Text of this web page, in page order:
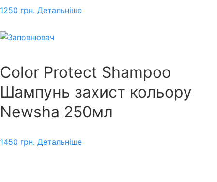
1250 грн. Детальніше
Color Protect Shampoo
Шампунь захист кольору
Newsha 250мл
1450 грн. Детальніше